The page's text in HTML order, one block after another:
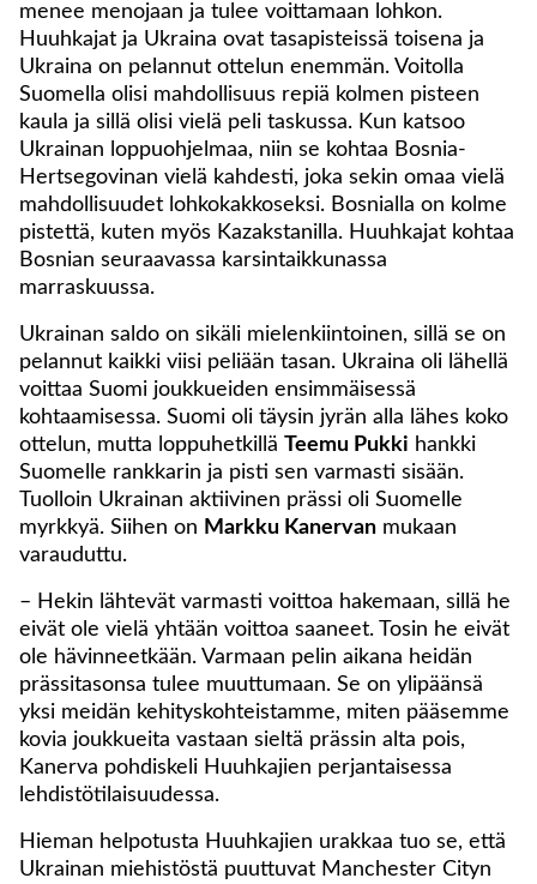
menee menojaan ja tulee voittamaan lohkon.
Huuhkajat ja Ukraina ovat tasapisteissä toisena ja
Ukraina on pelannut ottelun enemmän. Voitolla
Suomella olisi mahdollisuus repiä kolmen pisteen
kaula ja sillä olisi vielä peli taskussa. Kun katsoo
Ukrainan loppuohjelmaa, niin se kohtaa Bosnia-
Hertsegovinan vielä kahdesti, joka sekin omaa vielä
mahdollisuudet lohkokakkoseksi. Bosnialla on kolme
pistettä, kuten myös Kazakstanilla. Huuhkajat kohtaa
Bosnian seuraavassa karsintaikkunassa
marraskuussa.
Ukrainan saldo on sikäli mielenkiintoinen, sillä se on
pelannut kaikki viisi peliään tasan. Ukraina oli lähellä
voittaa Suomi joukkueiden ensimmäisessä
kohtaamisessa. Suomi oli täysin jyrän alla lähes koko
ottelun, mutta loppuhetkillä Teemu Pukki hankki
Suomelle rankkarin ja pisti sen varmasti sisään.
Tuolloin Ukrainan aktiivinen prässi oli Suomelle
myrkkyä. Siihen on Markku Kanervan mukaan
varauduttu.
– Hekin lähtevät varmasti voittoa hakemaan, sillä he
eivät ole vielä yhtään voittoa saaneet. Tosin he eivät
ole hävinneetkään. Varmaan pelin aikana heidän
prässitasonsa tulee muuttumaan. Se on ylipäänsä
yksi meidän kehityskohteistamme, miten pääsemme
kovia joukkueita vastaan sieltä prässin alta pois,
Kanerva pohdiskeli Huuhkajien perjantaisessa
lehdistötilaisuudessa.
Hieman helpotusta Huuhkajien urakkaa tuo se, että
Ukrainan miehistöstä puuttuvat Manchester Cityn